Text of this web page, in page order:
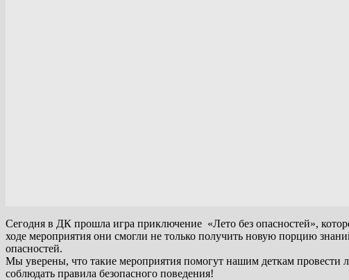
Сегодня в ДК прошла игра приключение «Лето без опасностей»,
ходе мероприятия они смогли не только получить новую порцию
опасностей.
Мы уверены, что такие мероприятия помогут нашим деткам провести
соблюдать правила безопасного поведения!